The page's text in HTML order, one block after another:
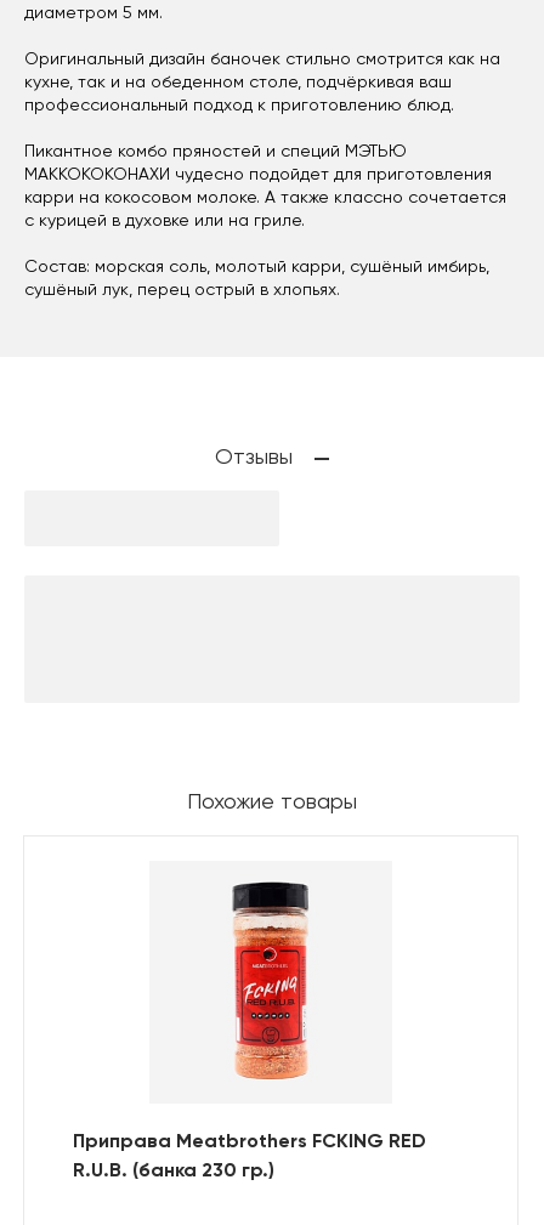
диаметром 5 мм.
Оригинальный дизайн баночек стильно смотрится как на
кухне, так и на обеденном столе, подчёркивая ваш
профессиональный подход к приготовлению блюд.
Пикантное комбо пряностей и специй МЭТЬЮ
МАККОКОКОНАХИ чудесно подойдет для приготовления
карри на кокосовом молоке. А также классно сочетается
с курицей в духовке или на гриле.
Состав: морская соль, молотый карри, сушёный имбирь,
сушёный лук, перец острый в хлопьях.
Отзывы
Похожие товары
Приправа Meatbrothers FCKING RED
R.U.B. (банка 230 гр.)